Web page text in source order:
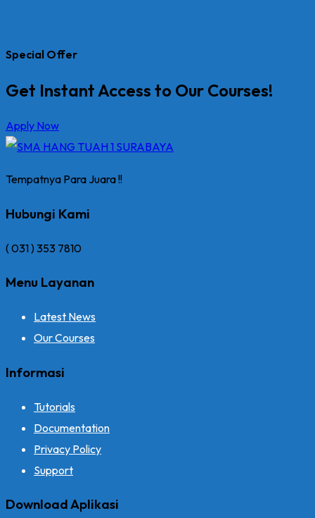
Special Offer
Get Instant Access to Our Courses!
Apply Now
Tempatnya Para Juara !!
Hubungi Kami
( 031 ) 353 7810
Menu Layanan
Latest News
Our Courses
Informasi
Tutorials
Documentation
Privacy Policy
Support
Download Aplikasi